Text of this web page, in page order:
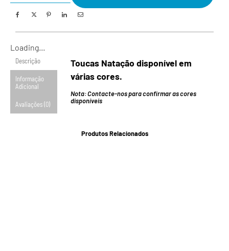
Loading...
Descrição
Informação
Adicional
Avaliações (0)
Toucas Natação disponível em
várias cores.
Nota: Contacte-nos para confirmar as cores
disponíveis
Produtos Relacionados